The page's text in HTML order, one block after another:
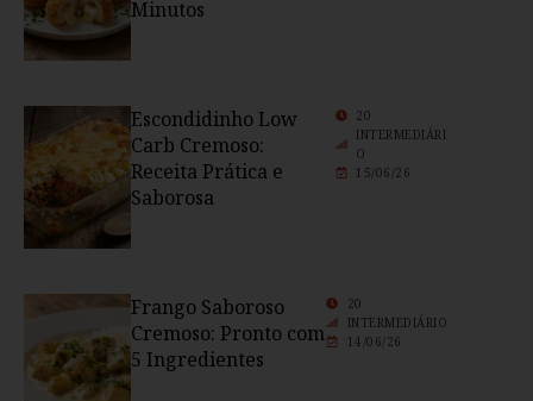
Minutos
Escondidinho Low
Carb Cremoso:
Receita Prática e
Saborosa
20
INTERMEDIÁRI
O
15/06/26
Frango Saboroso
Cremoso: Pronto com
5 Ingredientes
20
INTERMEDIÁRIO
14/06/26